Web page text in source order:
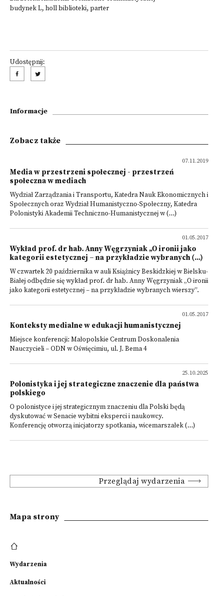
budynek L, holl biblioteki, parter
Udostępnij:
Informacje
Zobacz także
07.11.2019
Media w przestrzeni społecznej - przestrzeń
społeczna w mediach
Wydział Zarządzania i Transportu, Katedra Nauk Ekonomicznych i
Społecznych oraz Wydział Humanistyczno-Społeczny, Katedra
Polonistyki Akademii Techniczno-Humanistycznej w (...)
01.05.2017
Wykład prof. dr hab. Anny Węgrzyniak „O ironii jako
kategorii estetycznej – na przykładzie wybranych (...)
W czwartek 20 października w auli Książnicy Beskidzkiej w Bielsku-
Białej odbędzie się wykład prof. dr hab. Anny Węgrzyniak „O ironii
jako kategorii estetycznej – na przykładzie wybranych wierszy”.
01.05.2017
Konteksty medialne w edukacji humanistycznej
Miejsce konferencji: Małopolskie Centrum Doskonalenia
Nauczycieli – ODN w Oświęcimiu, ul. J. Bema 4
25.10.2025
Polonistyka i jej strategiczne znaczenie dla państwa
polskiego
O polonistyce i jej strategicznym znaczeniu dla Polski będą
dyskutować w Senacie wybitni eksperci i naukowcy.
Konferencję otworzą inicjatorzy spotkania, wicemarszałek (...)
Przeglądaj wydarzenia
Mapa strony
Wydarzenia
Aktualności